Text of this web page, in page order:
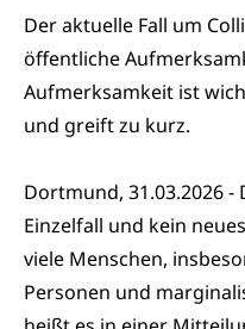
Der aktuelle Fall um
öffentliche
Aufmerksamkeit ist
und greift zu kurz.
Dortmund, 31.03.2026
Einzelfall und kein
viele Menschen,
Personen und